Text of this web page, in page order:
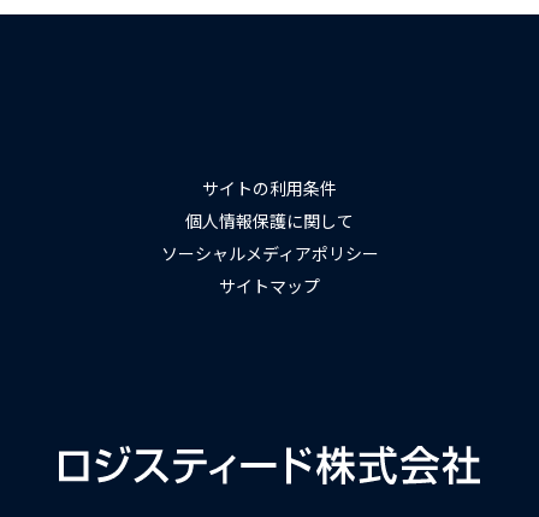
サイトの利用条件
個人情報保護に関して
ソーシャルメディアポリシー
サイトマップ